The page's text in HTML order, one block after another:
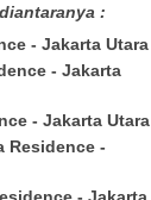
:
- Jakarta Utara
- Jakarta
- Jakarta Utara
Residence -
- Jakarta